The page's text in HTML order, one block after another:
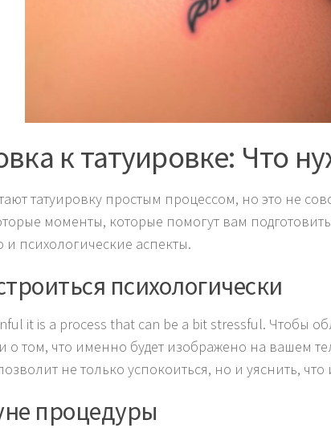
к татуировке: Что
татуировку простым процессом, но это не
моменты, которые помогут вам
психологические аспекты.
психологически
it is a process that can be a bit stressful. Чтобы
о том, что именно будет изображено на вашем
не только успокоиться, но и уяснить,
процедуры